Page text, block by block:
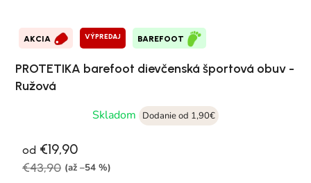
AKCIA VÝPREDAJ BAREFOOT
PROTETIKA barefoot dievčenská športová obuv -
Ružová
Skladom
Dodanie od 1,90€
od €19,90
€43,90 (až –54 %)